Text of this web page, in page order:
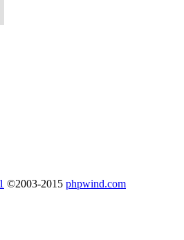
©2003-2015 phpwind.com